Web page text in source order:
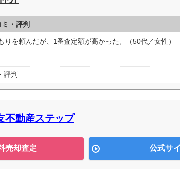
・評判
りを頼んだが、1番査定額が高かった。（50代／女性）
評判
不動産ステップ
売却査定 公式サ